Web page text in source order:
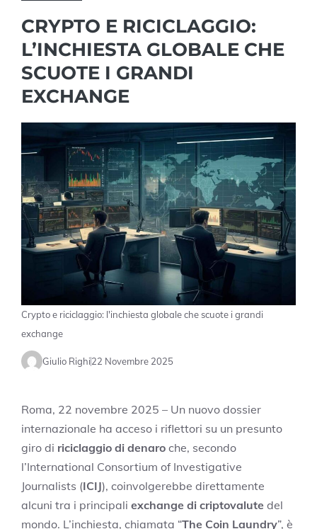
CRYPTO E RICICLAGGIO:
L’INCHIESTA GLOBALE CHE
SCUOTE I GRANDI
EXCHANGE
Crypto e riciclaggio: l'inchiesta globale che scuote i grandi
exchange
Giulio Righi22 Novembre 2025
Roma, 22 novembre 2025 – Un nuovo dossier
internazionale ha acceso i riflettori su un presunto
giro di riciclaggio di denaro che, secondo
l’International Consortium of Investigative
Journalists (ICIJ), coinvolgerebbe direttamente
alcuni tra i principali exchange di criptovalute del
mondo. L’inchiesta, chiamata “The Coin Laundry”, è